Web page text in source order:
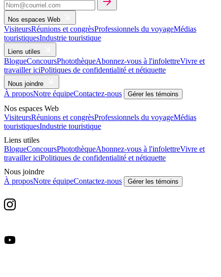
Nos espaces Web
VisiteursRéunions et congrèsProfessionnels du voyageMédias
touristiquesIndustrie touristique
Liens utiles
BlogueConcoursPhotothèqueAbonnez-vous à l'infolettreVivre et
travailler iciPolitiques de confidentialité et nétiquette
Nous joindre
À proposNotre équipeContactez-nous Gérer les témoins
Nos espaces Web
VisiteursRéunions et congrèsProfessionnels du voyageMédias
touristiquesIndustrie touristique
Liens utiles
BlogueConcoursPhotothèqueAbonnez-vous à l'infolettreVivre et
travailler iciPolitiques de confidentialité et nétiquette
Nous joindre
À proposNotre équipeContactez-nous Gérer les témoins